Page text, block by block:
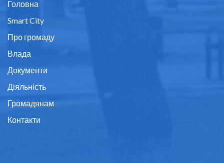
Головна
Smart City
Про громаду
Влада
Документи
Діяльність
Громадянам
Контакти